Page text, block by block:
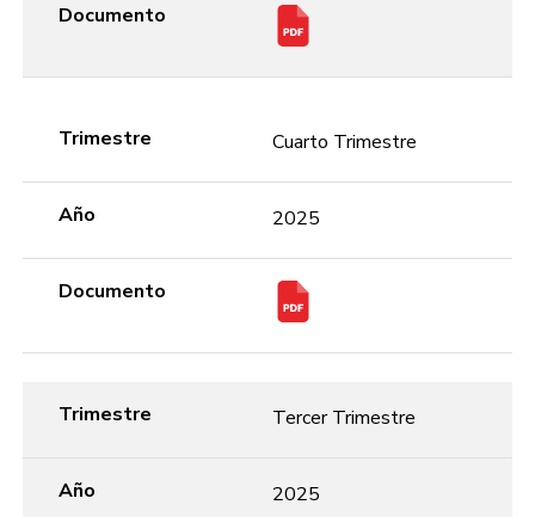
Documento
Trimestre Cuarto Trimestre
Año 2025
Documento
Trimestre Tercer Trimestre
Año 2025